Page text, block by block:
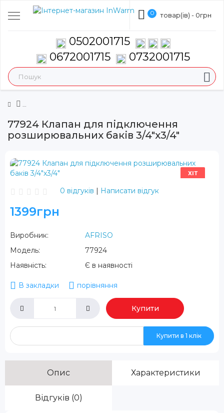
0 товар(ів) - 0грн
0502001715
0672001715
0732001715
77924 Клапан для підключення
розширювальних баків 3/4"х3/4"
ХІТ
0 відгуків | Написати відгук
1399грн
Виробник:
AFRISO
Модель:
77924
Наявність:
Є в наявності
В закладки порівняння
Купити
Купити в 1 клік
Опис Характеристики
Відгуків (0)